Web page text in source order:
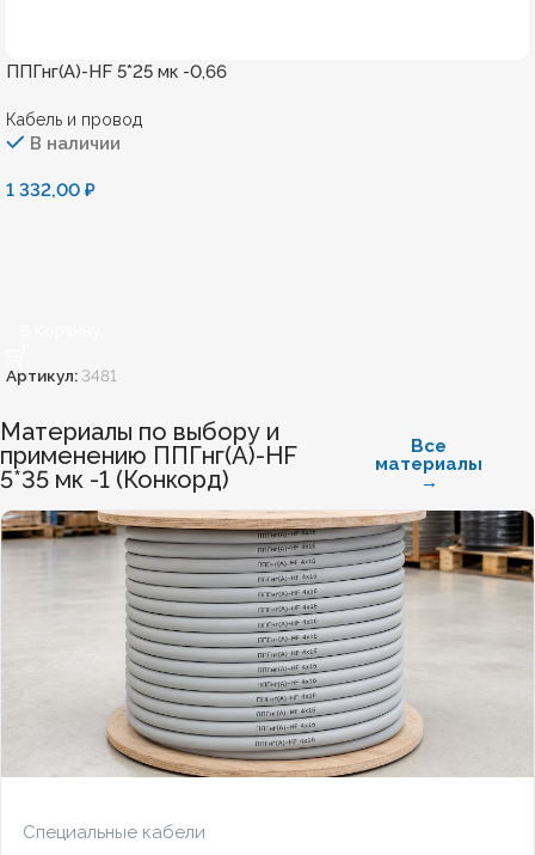
ППГнг(А)-HF 5*25 мк -0,66
Кабель и провод
В наличии
1 332,00 ₽
Артикул: 3481
Материалы по выбору и
применению ППГнг(А)-HF
5*35 мк -1 (Конкорд)
Все
материалы
→
Специальные кабели